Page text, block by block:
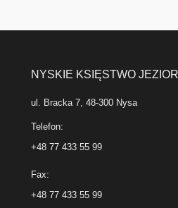
NYSKIE KSIĘSTWO
ul. Bracka 7, 48-300 Nysa
Telefon:
+48 77 433 55 99
Fax:
+48 77 433 55 99